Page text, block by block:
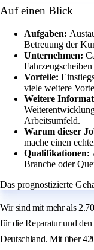
Auf einen Blick
Aufgaben:
Betreuung der
Unternehmen:
Vorteile:
viele weitere
Weitere
Arbeitsumfeld.
Warum dieser
mache einen
Qualifikationen:
Branche oder
Das prognostizierte
Wir sind mit mehr als
für die Reparatur und
Deutschland. Mit über